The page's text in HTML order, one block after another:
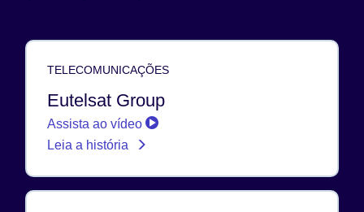
TELECOMUNICAÇÕES
Eutelsat Group
Assista ao vídeo
Leia a história